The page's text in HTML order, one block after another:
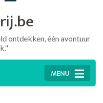
ontdekken, één avontuur
MENU